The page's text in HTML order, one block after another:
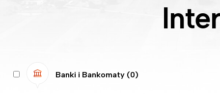
Banki i Bankomaty (0)